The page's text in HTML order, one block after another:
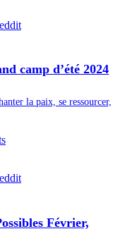
camp d’été 2024
la paix, se ressourcer,
Février,